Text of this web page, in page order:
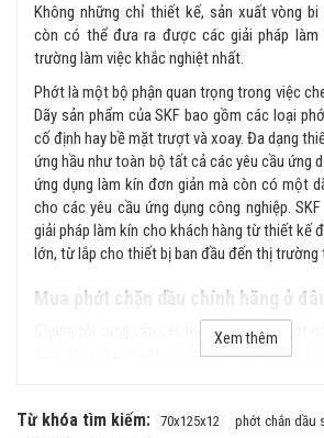
Không những chỉ thiết kế, sản xuất vòng
còn có thể đưa ra được các giải pháp làm
trường làm việc khắc nghiệt nhất.
Phớt là một bộ phận quan trọng trong việc
Dãy sản phẩm của SKF bao gồm các loại
cố định hay bề mặt trượt và xoay. Đa dạng
ứng hầu như toàn bộ tất cả các yêu cầu ứng
ứng dụng làm kín đơn giản mà còn có một
cho các yêu cầu ứng dụng công nghiệp.
giải pháp làm kín cho khách hàng từ thiết kế
lớn, từ lắp cho thiết bị ban đầu đến thị trường
Mua phớt chặn dầu chính hãng ở
Chúng tôi cung cấp các loại sản phẩm phớt
dầu, phớt chịu nhiệt, phớt thủy lực... chính
phẩm.
Xem thêm
Từ khóa tìm kiếm: 70x125x12 phớt chắn dầu